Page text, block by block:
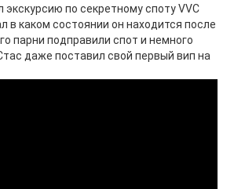
экскурсию по секретному споту VVC
в каком состоянии он находится после
парни подправили спот и немного
даже поставил свой первый вип на